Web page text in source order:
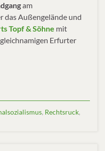
am
das Außengelände und
Topf & Söhne mit
Erfurter
, Rechtsruck,